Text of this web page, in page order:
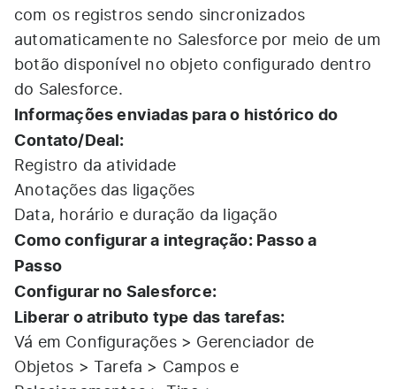
com os registros sendo sincronizados
automaticamente no Salesforce por meio de um
botão disponível no objeto configurado dentro
do Salesforce.
Informações enviadas para o histórico do
Contato/Deal:
Registro da atividade
Anotações das ligações
Data, horário e duração da ligação
Como configurar a integração: Passo a
Passo
Configurar no Salesforce:
Liberar o atributo type das tarefas:
Vá em Configurações > Gerenciador de
Objetos > Tarefa > Campos e